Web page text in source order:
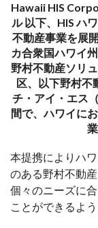
Hawaii HIS
ル 以下、HIS ハ
不動産事業を展
カ合衆国ハワイ
野村不動産ソリ
区、以下野村不
チ・アイ・エス
間で、ハワイに
本提携によりハ
のある野村不動
個々のニーズに
ことができるよう